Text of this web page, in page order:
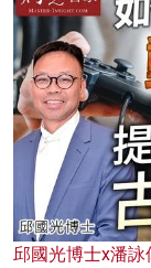
邱國光博士x潘